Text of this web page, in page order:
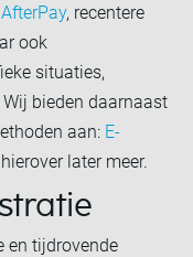
AfterPay, recentere
ook
situaties,
Wij bieden daarnaast
aan: E-
later meer.
en tijdrovende